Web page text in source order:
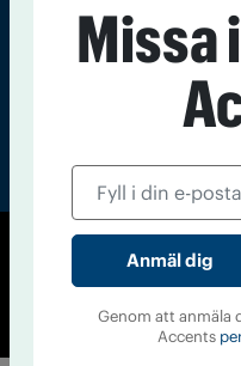
©
Missa
Genom att anmäla
Accents